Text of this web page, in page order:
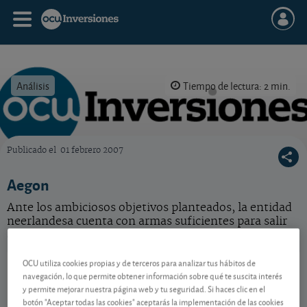
Análisis Tiempo de lectura: 2 min.
Publicado el 01 febrero 2007
Aegon
Ante los ambiciosos objetivos planteados, la entidad
neerlandesa cuenta con armas suficientes para salir
Aegon
BMG0112X1056
05/08/2026 Ámsterdam
8,232 EUR
-
OCU utiliza cookies propias y de terceros para analizar tus hábitos de
navegación, lo que permite obtener información sobre qué te suscita interés
y permite mejorar nuestra página web y tu seguridad. Si haces clic en el
botón "Aceptar todas las cookies" aceptarás la implementación de las cookies